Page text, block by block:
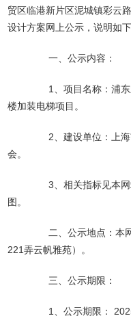
贸区临港新片区泥城镇彩云
设计方案网上公示，说明如下
一、公示内容：
1、项目名称：浦东
楼加装电梯项目。
2、建设单位：上海
会。
3、相关指标见本网
图。
二、公示地点：本网
221弄云帆雅苑）。
三、公示期限：
1、公示期限：